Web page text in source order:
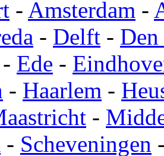
- Amsterdam -
- Delft -
- Ede -
- Haarlem -
-
- Scheveningen